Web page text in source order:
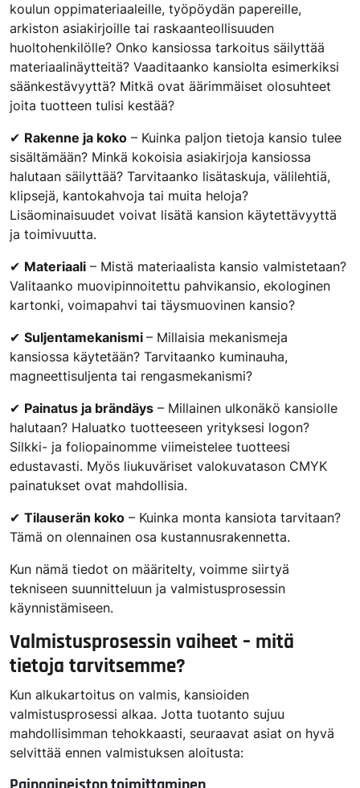
koulun oppimateriaaleille, työpöydän papereille,
arkiston asiakirjoille tai raskaanteollisuuden
huoltohenkilölle? Onko kansiossa tarkoitus säilyttää
materiaalinäytteitä? Vaaditaanko kansiolta esimerkiksi
säänkestävyyttä? Mitkä ovat äärimmäiset olosuhteet
joita tuotteen tulisi kestää?
✔ Rakenne ja koko – Kuinka paljon tietoja kansio tulee
sisältämään? Minkä kokoisia asiakirjoja kansiossa
halutaan säilyttää? Tarvitaanko lisätaskuja, välilehtiä,
klipsejä, kantokahvoja tai muita heloja?
Lisäominaisuudet voivat lisätä kansion käytettävyyttä
ja toimivuutta.
✔ Materiaali – Mistä materiaalista kansio valmistetaan?
Valitaanko muovipinnoitettu pahvikansio, ekologinen
kartonki, voimapahvi tai täysmuovinen kansio?
✔ Suljentamekanismi – Millaisia mekanismeja
kansiossa käytetään? Tarvitaanko kuminauha,
magneettisuljenta tai rengasmekanismi?
✔ Painatus ja brändäys – Millainen ulkonäkö kansiolle
halutaan? Haluatko tuotteeseen yrityksesi logon?
Silkki- ja foliopainomme viimeistelee tuotteesi
edustavasti. Myös liukuväriset valokuvatason CMYK
painatukset ovat mahdollisia.
✔ Tilauserän koko – Kuinka monta kansiota tarvitaan?
Tämä on olennainen osa kustannusrakennetta.
Kun nämä tiedot on määritelty, voimme siirtyä
tekniseen suunnitteluun ja valmistusprosessin
käynnistämiseen.
Valmistusprosessin vaiheet – mitä
tietoja tarvitsemme?
Kun alkukartoitus on valmis, kansioiden
valmistusprosessi alkaa. Jotta tuotanto sujuu
mahdollisimman tehokkaasti, seuraavat asiat on hyvä
selvittää ennen valmistuksen aloitusta: